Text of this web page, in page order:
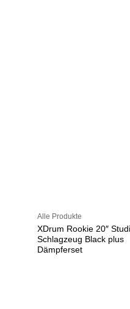
Alle Produkte
XDrum Rookie 20″
Schlagzeug Black plus
Dämpferset